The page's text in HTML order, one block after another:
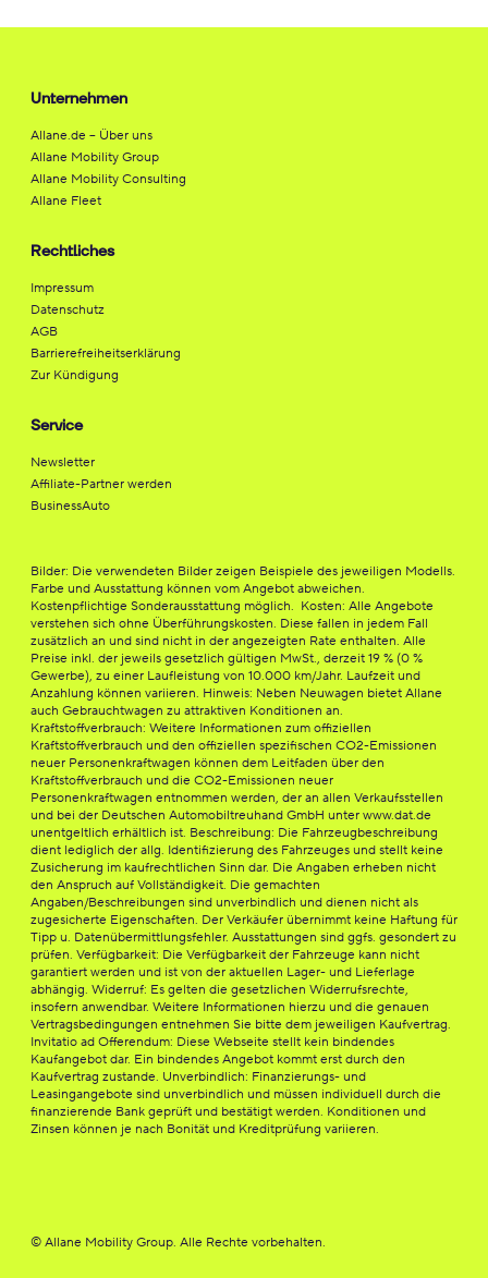
Unternehmen
Allane.de – Über uns
Allane Mobility Group
Allane Mobility Consulting
Allane Fleet
Rechtliches
Impressum
Datenschutz
AGB
Barrierefreiheitserklärung
Zur Kündigung
Service
Newsletter
Affiliate-Partner werden
BusinessAuto
Bilder: Die verwendeten Bilder zeigen Beispiele des jeweiligen Modells.
Farbe und Ausstattung können vom Angebot abweichen.
Kostenpflichtige Sonderausstattung möglich. Kosten: Alle Angebote
verstehen sich ohne Überführungskosten. Diese fallen in jedem Fall
zusätzlich an und sind nicht in der angezeigten Rate enthalten. Alle
Preise inkl. der jeweils gesetzlich gültigen MwSt., derzeit 19 % (0 %
Gewerbe), zu einer Laufleistung von 10.000 km/Jahr. Laufzeit und
Anzahlung können variieren. Hinweis: Neben Neuwagen bietet Allane
auch Gebrauchtwagen zu attraktiven Konditionen an.
Kraftstoffverbrauch: Weitere Informationen zum offiziellen
Kraftstoffverbrauch und den offiziellen spezifischen CO2-Emissionen
neuer Personenkraftwagen können dem Leitfaden über den
Kraftstoffverbrauch und die CO2-Emissionen neuer
Personenkraftwagen entnommen werden, der an allen Verkaufsstellen
und bei der Deutschen Automobiltreuhand GmbH unter www.dat.de
unentgeltlich erhältlich ist. Beschreibung: Die Fahrzeugbeschreibung
dient lediglich der allg. Identifizierung des Fahrzeuges und stellt keine
Zusicherung im kaufrechtlichen Sinn dar. Die Angaben erheben nicht
den Anspruch auf Vollständigkeit. Die gemachten
Angaben/Beschreibungen sind unverbindlich und dienen nicht als
zugesicherte Eigenschaften. Der Verkäufer übernimmt keine Haftung für
Tipp u. Datenübermittlungsfehler. Ausstattungen sind ggfs. gesondert zu
prüfen. Verfügbarkeit: Die Verfügbarkeit der Fahrzeuge kann nicht
garantiert werden und ist von der aktuellen Lager- und Lieferlage
abhängig. Widerruf: Es gelten die gesetzlichen Widerrufsrechte,
insofern anwendbar. Weitere Informationen hierzu und die genauen
Vertragsbedingungen entnehmen Sie bitte dem jeweiligen Kaufvertrag.
Invitatio ad Offerendum: Diese Webseite stellt kein bindendes
Kaufangebot dar. Ein bindendes Angebot kommt erst durch den
Kaufvertrag zustande. Unverbindlich: Finanzierungs- und
Leasingangebote sind unverbindlich und müssen individuell durch die
finanzierende Bank geprüft und bestätigt werden. Konditionen und
Zinsen können je nach Bonität und Kreditprüfung variieren.
© Allane Mobility Group. Alle Rechte vorbehalten.